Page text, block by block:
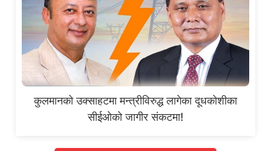
कुलमानको उक्साहटमा मन्त्रीविरुद्ध लागेका दूधकोशीका
सीईओको जागीर संकटमा!